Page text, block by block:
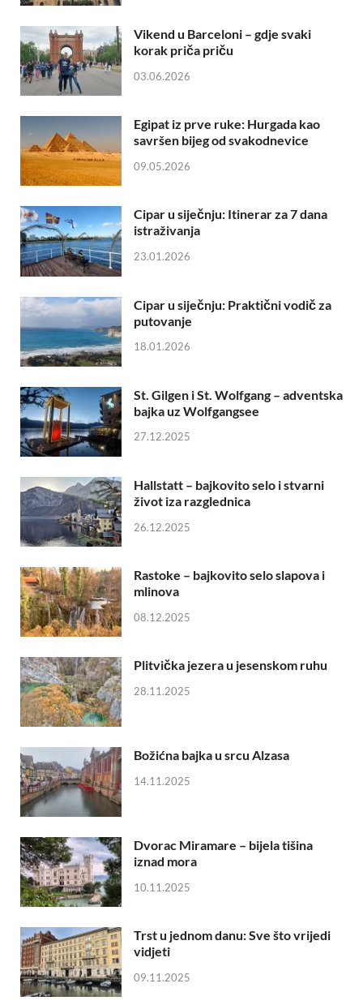
Vikend u Barceloni – gdje svaki
korak priča priču
03.06.2026
Egipat iz prve ruke: Hurgada kao
savršen bijeg od svakodnevice
09.05.2026
Cipar u siječnju: Itinerar za 7 dana
istraživanja
23.01.2026
Cipar u siječnju: Praktični vodič za
putovanje
18.01.2026
St. Gilgen i St. Wolfgang – adventska
bajka uz Wolfgangsee
27.12.2025
Hallstatt – bajkovito selo i stvarni
život iza razglednica
26.12.2025
Rastoke – bajkovito selo slapova i
mlinova
08.12.2025
Plitvička jezera u jesenskom ruhu
28.11.2025
Božićna bajka u srcu Alzasa
14.11.2025
Dvorac Miramare – bijela tišina
iznad mora
10.11.2025
Trst u jednom danu: Sve što vrijedi
vidjeti
09.11.2025